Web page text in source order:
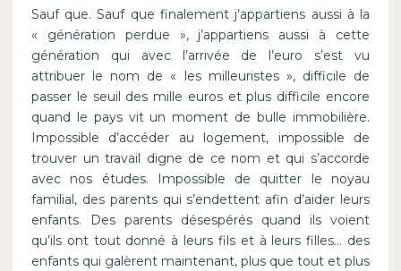
Sauf que. Sauf que finalement j’appartiens aussi à la
« génération perdue », j’appartiens aussi à cette
génération qui avec l’arrivée de l’euro s’est vu
attribuer le nom de « les milleuristes », difficile de
passer le seuil des mille euros et plus difficile encore
quand le pays vit un moment de bulle immobilière.
Impossible d’accéder au logement, impossible de
trouver un travail digne de ce nom et qui s’accorde
avec nos études. Impossible de quitter le noyau
familial, des parents qui s’endettent afin d’aider leurs
enfants. Des parents désespérés quand ils voient
qu’ils ont tout donné à leurs fils et à leurs filles… des
enfants qui galèrent maintenant, plus que tout et plus